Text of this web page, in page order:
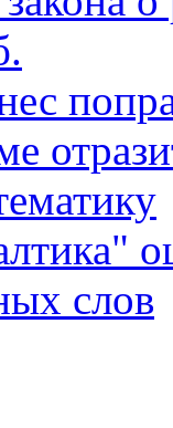
слов